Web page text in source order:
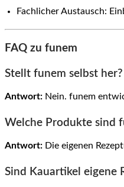
Fachlicher Austausch:
FAQ zu funem
Stellt funem selbst her?
Antwort: Nein. funem
Welche Produkte sind
Antwort: Die eigenen
Sind Kauartikel eigene